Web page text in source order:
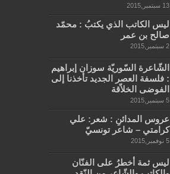
13 سبتمبر,2015
ليس الكاتب الذي يكتبُ : محمّد
صالح بن عمر
2 سبتمبر,2015
الشّاعرة السّوريّة سوزان إبراهيم
: فلسفة العصر الجديد تأخذنا إلى
الفوضى الخلاّقة
5 سبتمبر,2015
عروس المدائنِ : شعر: علي
كرامتي – شاعر تونسيّ
5 نوفمبر,2015
ليس ثمة أخطرُ على الفنّان